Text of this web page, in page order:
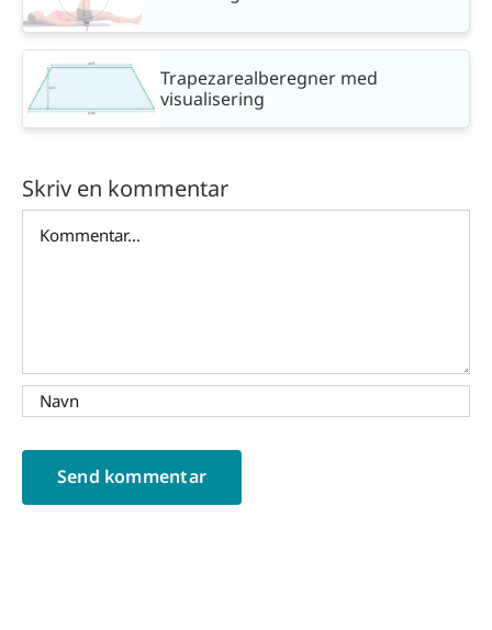
Trapezarealberegner med
visualisering
Skriv en kommentar